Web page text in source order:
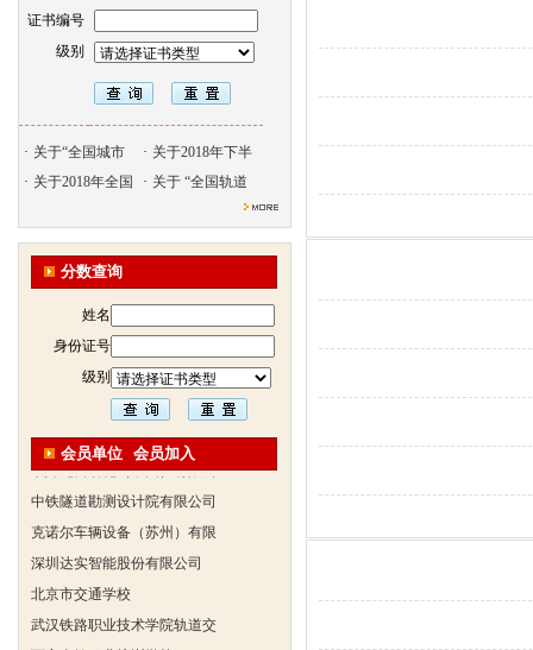
证书编号
级别
· 关于“全国城市 · 关于2018年下半
· 关于2018年全国 · 关于 “全国轨道
分数查询
姓名
身份证号
级别
会员单位 会员加入
北京天久智达教育咨询有限公
振威国际展览有限公司
浙江广播电视大学培训学院
陕西交通职业技术学院
西安三资职业学院
安弗施无线射频系统(上海)有
欧姆龙自动化（中国）有限公